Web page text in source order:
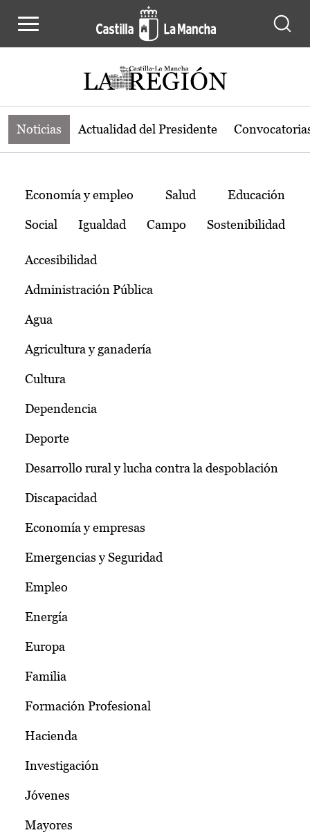
Noticias de la región de Castilla-La
Noticias Actualidad del Presidente
Temas
Economía y empleo Salud Educación
Social Igualdad Campo Sostenibilidad
Accesibilidad
Administración Pública
Agua
Agricultura y ganadería
Cultura
Dependencia
Deporte
Desarrollo rural y lucha contra la despoblación
Discapacidad
Economía y empresas
Emergencias y Seguridad
Empleo
Energía
Europa
Familia
Formación Profesional
Hacienda
Investigación
Jóvenes
Mayores